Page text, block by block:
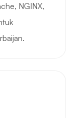
NGINX,